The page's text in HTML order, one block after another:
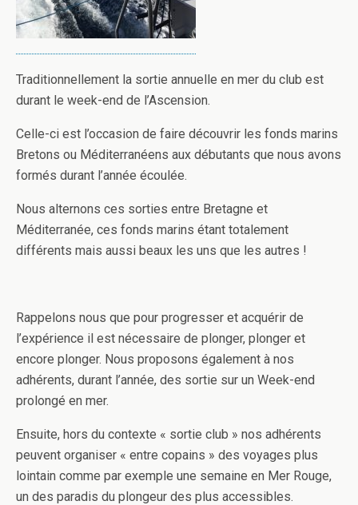
Traditionnellement la sortie annuelle en mer du club est
durant le week-end de l’Ascension.
Celle-ci est l’occasion de faire découvrir les fonds marins
Bretons ou Méditerranéens aux débutants que nous avons
formés durant l’année écoulée.
Nous alternons ces sorties entre Bretagne et
Méditerranée, ces fonds marins étant totalement
différents mais aussi beaux les uns que les autres !
Rappelons nous que pour progresser et acquérir de
l’expérience il est nécessaire de plonger, plonger et
encore plonger. Nous proposons également à nos
adhérents, durant l’année, des sortie sur un Week-end
prolongé en mer.
Ensuite, hors du contexte « sortie club » nos adhérents
peuvent organiser « entre copains » des voyages plus
lointain comme par exemple une semaine en Mer Rouge,
un des paradis du plongeur des plus accessibles.